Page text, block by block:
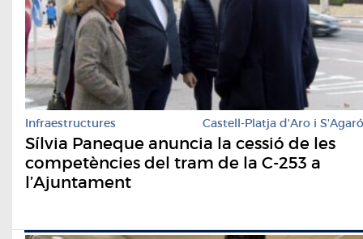
Infraestructures Castell-Platja d'Aro i S'Agaró
Sílvia Paneque anuncia la cessió de les
competències del tram de la C-253 a
l’Ajuntament